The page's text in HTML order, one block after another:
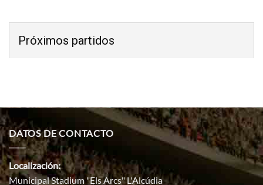
Próximos partidos
DATOS DE CONTACTO
Localización:
Municipal Stadium "Els Arcs" L'Alcúdia